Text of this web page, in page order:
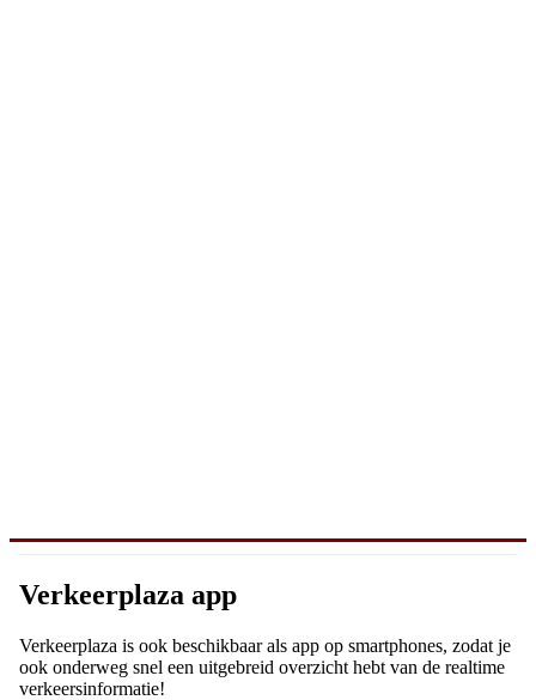
Verkeerplaza app
Verkeerplaza is ook beschikbaar als app op smartphones, zodat je
ook onderweg snel een uitgebreid overzicht hebt van de realtime
verkeersinformatie!